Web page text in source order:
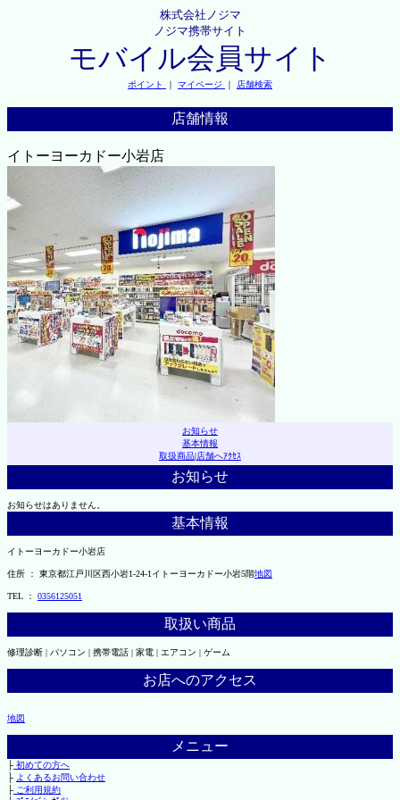
株式会社ノジマ
ノジマ携帯サイト
モバイル会員サイト
ポイント ｜ マイページ ｜ 店舗検索
店舗情報
イトーヨーカドー小岩店
お知らせ
基本情報
取扱商品|店舗へｱｸｾｽ
お知らせ
お知らせはありません。
基本情報
イトーヨーカドー小岩店
住所 ： 東京都江戸川区西小岩1-24-1イトーヨーカドー小岩5階地図
TEL ： 0356125051
取扱い商品
修理診断 | パソコン | 携帯電話 | 家電 | エアコン | ゲーム
お店へのアクセス
地図
メニュー
├初めての方へ
├ よくあるお問い合わせ
├ご利用規約